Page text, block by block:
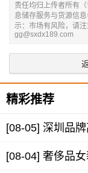
责任均归上传者所有
息储存服务与货源信
示：市场有风险，请
gg@sxdx189.com
精彩推荐
[08-05] 深圳品
[08-04] 奢侈品